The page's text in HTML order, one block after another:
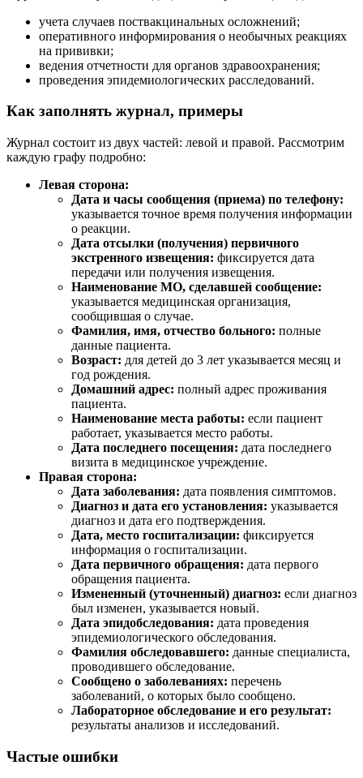
учета случаев поствакцинальных осложнений;
оперативного информирования о необычных реакциях
на прививки;
ведения отчетности для органов здравоохранения;
проведения эпидемиологических расследований.
Как заполнять журнал, примеры
Журнал состоит из двух частей: левой и правой. Рассмотрим
каждую графу подробно:
Левая сторона:
Дата и часы сообщения (приема) по телефону:
указывается точное время получения информации
о реакции.
Дата отсылки (получения) первичного
экстренного извещения: фиксируется дата
передачи или получения извещения.
Наименование МО, сделавшей сообщение:
указывается медицинская организация,
сообщившая о случае.
Фамилия, имя, отчество больного: полные
данные пациента.
Возраст: для детей до 3 лет указывается месяц и
год рождения.
Домашний адрес: полный адрес проживания
пациента.
Наименование места работы: если пациент
работает, указывается место работы.
Дата последнего посещения: дата последнего
визита в медицинское учреждение.
Правая сторона:
Дата заболевания: дата появления симптомов.
Диагноз и дата его установления: указывается
диагноз и дата его подтверждения.
Дата, место госпитализации: фиксируется
информация о госпитализации.
Дата первичного обращения: дата первого
обращения пациента.
Измененный (уточненный) диагноз: если диагноз
был изменен, указывается новый.
Дата эпидобследования: дата проведения
эпидемиологического обследования.
Фамилия обследовавшего: данные специалиста,
проводившего обследование.
Сообщено о заболеваниях: перечень
заболеваний, о которых было сообщено.
Лабораторное обследование и его результат:
результаты анализов и исследований.
Частые ошибки